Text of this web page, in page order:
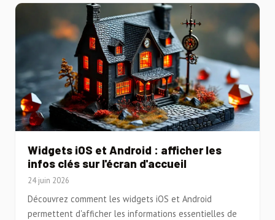
Widgets iOS et Android : afficher les
infos clés sur l'écran d'accueil
24 juin 2026
Découvrez comment les widgets iOS et Android
permettent d'afficher les informations essentielles de